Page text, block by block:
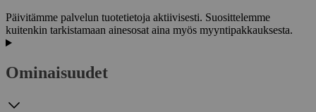
Päivitämme palvelun tuotetietoja aktiivisesti. Suosittelemme
kuitenkin tarkistamaan ainesosat aina myös myyntipakkauksesta.
Ominaisuudet